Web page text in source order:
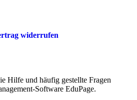
widerrufen
Hilfe und häufig gestellte Fragen
Software EduPage.